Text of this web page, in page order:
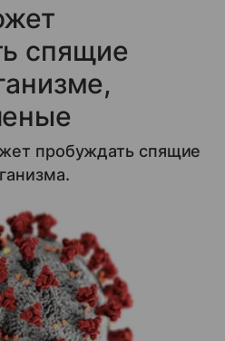
спящие
пробуждать спящие